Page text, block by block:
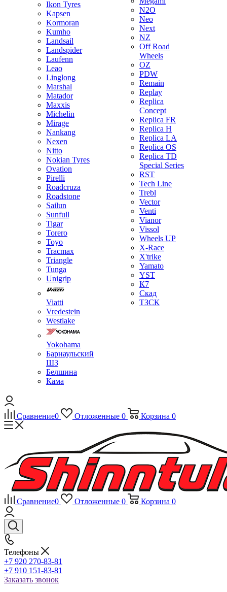
Ikon Tyres
Kapsen
Kormoran
Kumho
Landsail
Landspider
Laufenn
Leao
Linglong
Marshal
Matador
Maxxis
Michelin
Mirage
Nankang
Nexen
Nitto
Nokian Tyres
Ovation
Pirelli
Roadcruza
Roadstone
Sailun
Sunfull
Tigar
Torero
Toyo
Tracmax
Triangle
Tunga
Unigrip
Viatti
Vredestein
Westlake
Yokohama
Барнаульский
ШЗ
Белшина
Кама
N2O
Neo
Next
NZ
Off Road
Wheels
OZ
PDW
Remain
Replay
Replica
Concept
Replica FR
Replica H
Replica LA
Replica OS
Replica TD
Special Series
RST
Tech Line
Trebl
Vector
Venti
Vianor
Vissol
Wheels UP
X-Race
X'trike
Yamato
YST
К7
Скад
ТЗСК
Сравнение0 Отложенные 0 Корзина 0
Сравнение0 Отложенные 0 Корзина 0
Телефоны
+7 920 270-83-81
+7 910 151-83-81
Заказать звонок